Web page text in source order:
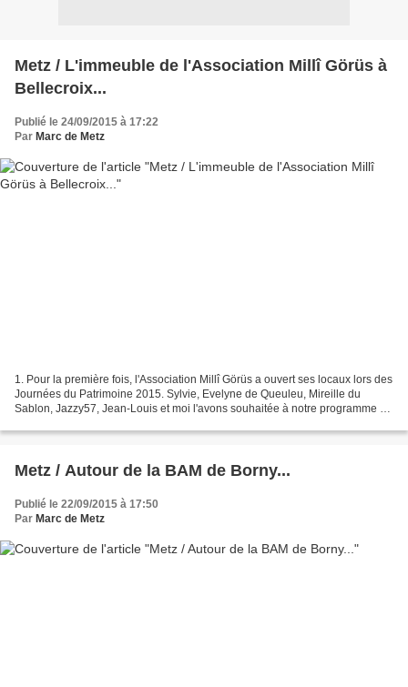
Metz / L'immeuble de l'Association Millî Görüs à
Bellecroix...
Publié le 24/09/2015 à 17:22
Par Marc de Metz
1. Pour la première fois, l'Association Millî Görüs a ouvert ses locaux lors des
Journées du Patrimoine 2015. Sylvie, Evelyne de Queuleu, Mireille du
Sablon, Jazzy57, Jean-Louis et moi l'avons souhaitée à notre programme de
Metz / Autour de la BAM de Borny...
Publié le 22/09/2015 à 17:50
Par Marc de Metz